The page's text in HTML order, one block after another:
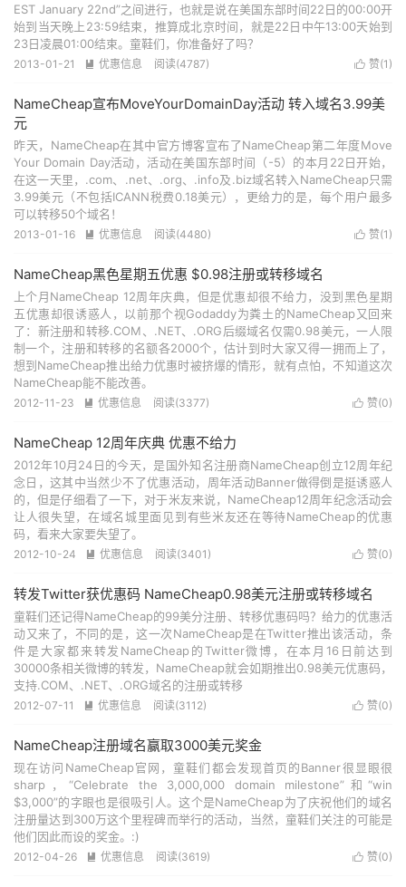
EST January 22nd”之间进行，也就是说在美国东部时间22日的00:00开
始到当天晚上23:59结束，推算成北京时间，就是22日中午13:00天始到
23日凌晨01:00结束。童鞋们，你准备好了吗？
 赞(1 )
2013-01-21  优惠信息 阅读(4787)
NameCheap宣布MoveYourDomainDay活动 转入域名3.99美
元
昨天，NameCheap在其中官方博客宣布了NameCheap第二年度Move
Your Domain Day活动，活动在美国东部时间（-5）的本月22日开始，
在这一天里，.com、.net、.org、.info及.biz域名转入NameCheap只需
3.99美元（不包括ICANN税费0.18美元），更给力的是，每个用户最多
可以转移50个域名！
 赞(1 )
2013-01-16  优惠信息 阅读(4480)
NameCheap黑色星期五优惠 $0.98注册或转移域名
上个月NameCheap 12周年庆典，但是优惠却很不给力，没到黑色星期
五优惠却很诱惑人，以前那个视Godaddy为粪土的NameCheap又回来
了：新注册和转移.COM、.NET、.ORG后缀域名仅需0.98美元，一人限
制一个，注册和转移的名额各2000个，估计到时大家又得一拥而上了，
想到NameCheap推出给力优惠时被挤爆的情形，就有点怕，不知道这次
NameCheap能不能改善。
 赞(0)
2012-11-23  优惠信息 阅读(3377)
NameCheap 12周年庆典 优惠不给力
2012年10月24日的今天，是国外知名注册商NameCheap创立12周年纪
念日，这其中当然少不了优惠活动，周年活动Banner做得倒是挺诱惑人
的，但是仔细看了一下，对于米友来说，NameCheap12周年纪念活动会
让人很失望，在域名城里面见到有些米友还在等待NameCheap的优惠
码，看来大家要失望了。
 赞(0)
2012-10-24  优惠信息 阅读(3401)
转发Twitter获优惠码 NameCheap0.98美元注册或转移域名
童鞋们还记得NameCheap的99美分注册、转移优惠码吗？给力的优惠活
动又来了，不同的是，这一次NameCheap是在Twitter推出该活动，条
件是大家都来转发NameCheap的Twitter微博，在本月16日前达到
30000条相关微博的转发，NameCheap就会如期推出0.98美元优惠码，
支持.COM、.NET、.ORG域名的注册或转移
 赞(0)
2012-07-11  优惠信息 阅读(3112)
NameCheap注册域名赢取3000美元奖金
现在访问NameCheap官网，童鞋们都会发现首页的Banner很显眼很
sharp，“Celebrate the 3,000,000 domain milestone”和“win
$3,000”的字眼也是很吸引人。这个是NameCheap为了庆祝他们的域名
注册量达到300万这个里程碑而举行的活动，当然，童鞋们关注的可能是
他们因此而设的奖金。:)
 赞(0)
2012-04-26  优惠信息 阅读(3619)